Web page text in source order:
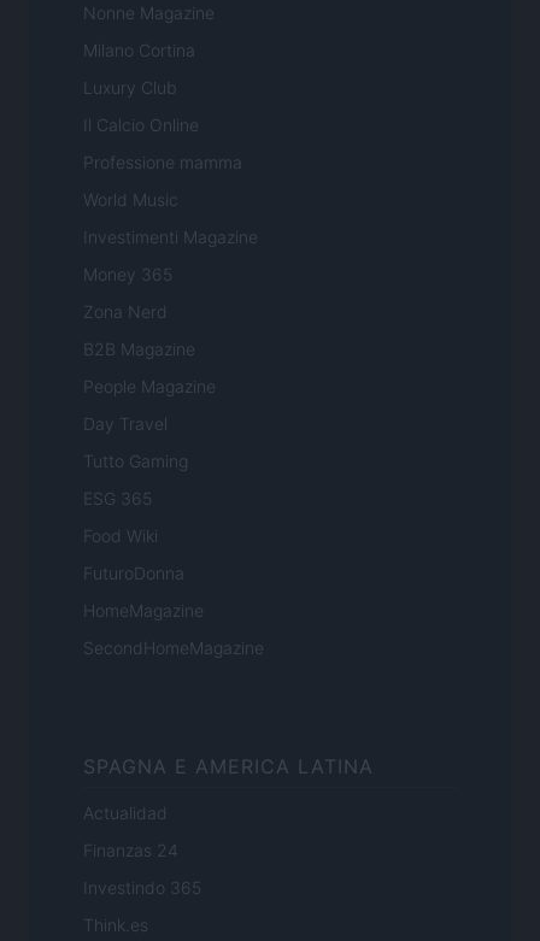
Nonne Magazine
Milano Cortina
Luxury Club
Il Calcio Online
Professione mamma
World Music
Investimenti Magazine
Money 365
Zona Nerd
B2B Magazine
People Magazine
Day Travel
Tutto Gaming
ESG 365
Food Wiki
FuturoDonna
HomeMagazine
SecondHomeMagazine
SPAGNA E AMERICA LATINA
Actualidad
Finanzas 24
Investindo 365
Think.es